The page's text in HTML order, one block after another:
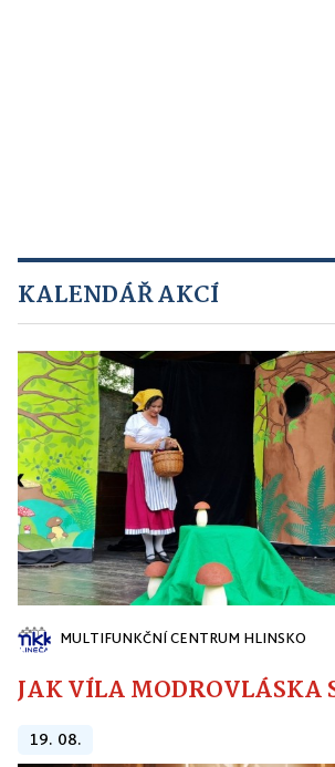
KALENDÁŘ AKCÍ
MULTIFUNKČNÍ CENTRUM HLINSKO
JAK VÍLA
19. 08.